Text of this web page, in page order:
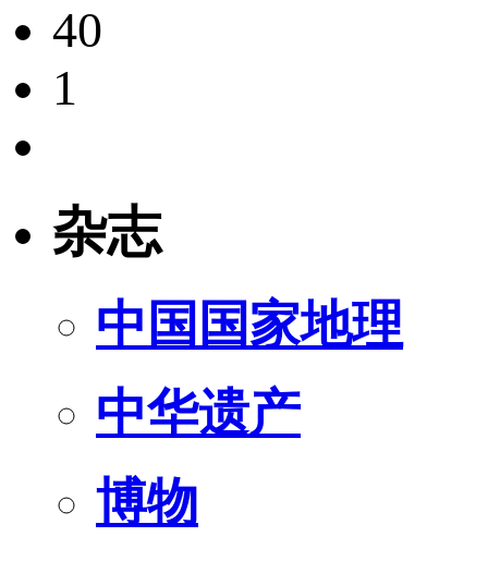
40
1
杂志
中国国家地理
中华遗产
博物